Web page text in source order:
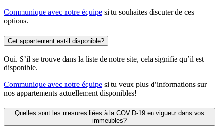
Communique avec notre équipe si tu souhaites discuter de ces
options.
Cet appartement est-il disponible?
Oui. S’il se trouve dans la liste de notre site, cela signifie qu’il est
disponible.
Communique avec notre équipe si tu veux plus d’informations sur
nos appartements actuellement disponibles!
Quelles sont les mesures liées à la COVID-19 en vigueur dans vos
immeubles?